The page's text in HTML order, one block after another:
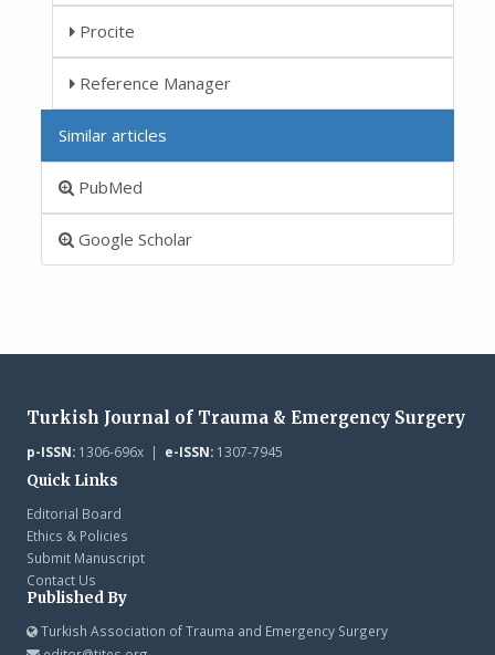
Procite
Reference Manager
Similar articles
PubMed
Google Scholar
Turkish Journal of Trauma & Emergency Surgery
p-ISSN:1306-696x | e-ISSN:1307-7945
Quick Links
Editorial Board
Ethics & Policies
Submit Manuscript
Contact Us
Published By
Turkish Association of Trauma and Emergency Surgery